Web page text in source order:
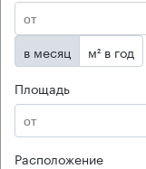
в месяц
м² в год
Площадь
Расположение